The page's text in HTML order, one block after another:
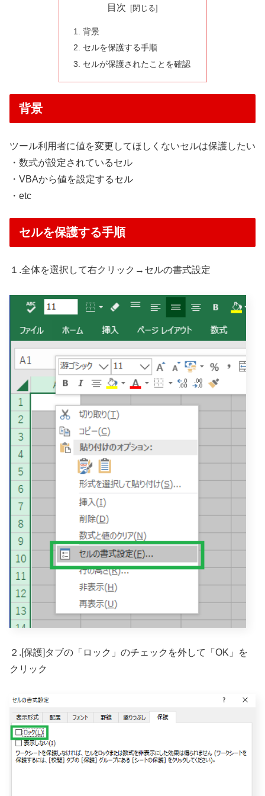
目次
背景
セルを保護する手順
セルが保護されたことを確認
背景
ツール利用者に値を変更してほしくないセルは保護したい
・数式が設定されているセル
・VBAから値を設定するセル
・etc
セルを保護する手順
１.全体を選択して右クリック→セルの書式設定
２.[保護]タブの「ロック」のチェックを外して「OK」を
クリック